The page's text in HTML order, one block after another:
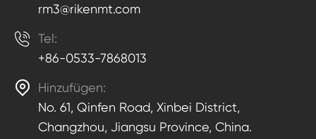
rm3@rikenmt.com
 Tel:
+86-0533-7868013

Hinzufügen:
No. 61, Qinfen Road, Xinbei District,
Changzhou, Jiangsu Province, China.